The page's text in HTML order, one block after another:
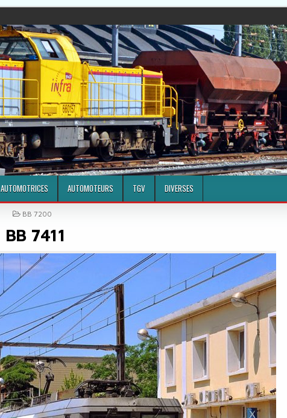
AUTOMOTRICES AUTOMOTEURS TGV DIVERSES
POSTED IN
BB 7200
BB 7411